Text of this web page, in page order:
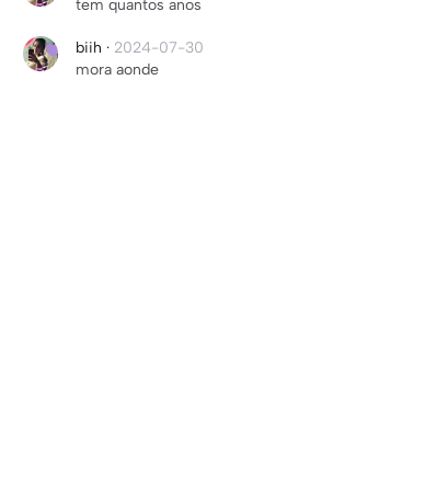
tem quantos anos
biih · 2024-07-30
mora aonde